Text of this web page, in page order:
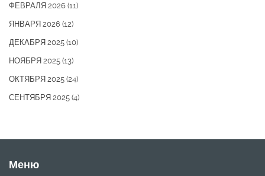
ФЕВРАЛЯ 2026 (11)
ЯНВАРЯ 2026 (12)
ДЕКАБРЯ 2025 (10)
НОЯБРЯ 2025 (13)
ОКТЯБРЯ 2025 (24)
СЕНТЯБРЯ 2025 (4)
Меню